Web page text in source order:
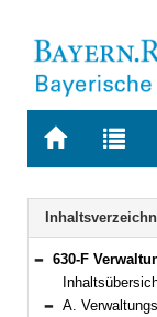
Zur
Zur
Bereich
630-F Verwaltungsvorschriften zur Bayerischen
A.